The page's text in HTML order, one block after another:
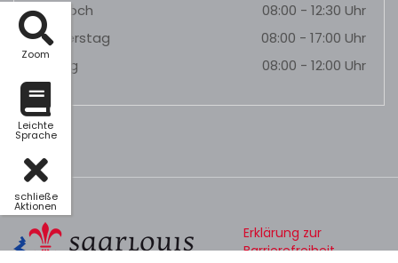
Zoom
Leichte
Sprache
schließe
Aktionen
Mittwoch
08:00 - 12:30 Uhr
Donnerstag
08:00 - 17:00 Uhr
Freitag
08:00 - 12:00 Uhr
Erklärung zur
Barrierefreiheit